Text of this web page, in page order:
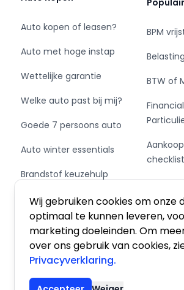
Wij gebruiken cookies om onze
optimaal te kunnen leveren,
marketing doeleinden. Om
over ons gebruik van cookies,
Privacyverklaring.
Auto kopen of leasen?
Auto met hoge instap
Wettelijke garantie
Welke auto past bij mij?
Goede 7 persoons auto
Auto winter essentials
Brandstof keuzehulp
Schakel of automaat?
BPM
BTW of
checklist
Private